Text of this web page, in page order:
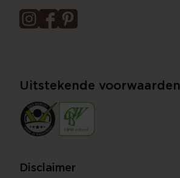
Uitstekende voorwaarden
Disclaimer